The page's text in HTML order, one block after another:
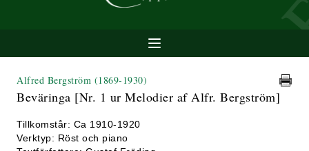
Alfred Bergström (1869-1930)
Beväringa [Nr. 1 ur Melodier af Alfr. Bergström]
Tillkomstår: Ca 1910-1920
Verktyp: Röst och piano